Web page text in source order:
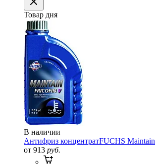
Товар дня
В наличии
Антифриз концентратFUCHS
от 913 руб.